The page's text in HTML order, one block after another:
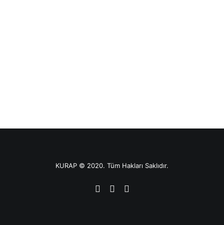
KURAP © 2020. Tüm Hakları Saklıdır.